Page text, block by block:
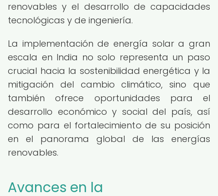
renovables y el desarrollo de capacidades
tecnológicas y de ingeniería.
La implementación de energía solar a gran
escala en India no solo representa un paso
crucial hacia la sostenibilidad energética y la
mitigación del cambio climático, sino que
también ofrece oportunidades para el
desarrollo económico y social del país, así
como para el fortalecimiento de su posición
en el panorama global de las energías
renovables.
Avances en la